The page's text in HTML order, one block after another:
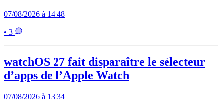
07/08/2026 à 14:48
• 3
watchOS 27 fait disparaître le sélecteur
d’apps de l’Apple Watch
07/08/2026 à 13:34